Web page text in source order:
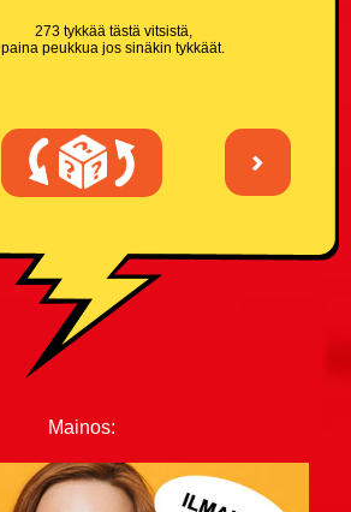
273 tykkää tästä vitsistä,
paina peukkua jos sinäkin tykkäät.
>
Mainos: